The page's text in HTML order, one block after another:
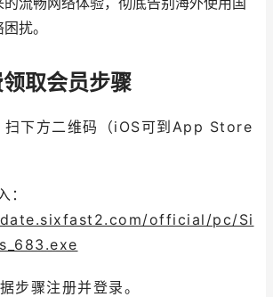
扰。
取会员步骤
扫下方二维码（iOS可到App Store
：
official/pc/Si
步骤注册并登录。